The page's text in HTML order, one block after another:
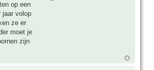
op een
jaar volop
ze er
moet je
zijn